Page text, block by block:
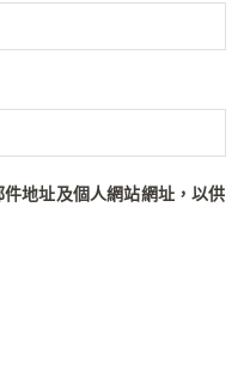
地址及個人網站網址，以供